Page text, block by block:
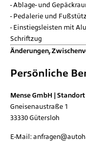
Ablage- und
Pedalerie und
Einstiegsleisten mit
Schriftzug
Änderungen,
Persönliche
Mense GmbH |
Gneisenaustraße 1
33330 Gütersloh
E-Mail: